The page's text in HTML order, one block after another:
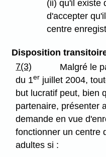
(ii) qu'il existe
d'accepter
centre
Disposition
7(3)
Malgré le
du 1er juillet 2004,
but lucratif peut, bien
partenaire, présenter
demande en vue
fonctionner un centre
adultes si :